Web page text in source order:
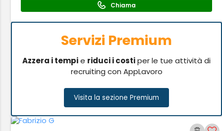
Chiama
Servizi Premium
Azzera i tempie riduci i costiper le tue attività di
recruiting con AppLavoro
Visita la sezione Premium